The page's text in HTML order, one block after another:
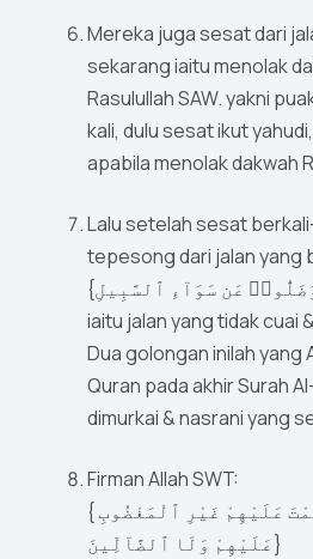
Mereka juga sesat dari
sekarang iaitu menolak
Rasulullah SAW. yakni
kali, dulu sesat ikut
apabila menolak dakwah
Lalu setelah sesat
tepesong dari jalan yang
iaitu jalan yang tidak cuai
Dua golongan inilah yang
Quran pada akhir Surah
dimurkai & nasrani yang
Firman Allah SWT:
{ صِرَٰطَ ٱلَّذِينَ أَنْعَمْتَ عَلَيْهِمْ غَيْرِ ٱلْمَغْضُوبِ
عَلَيْهِمْ وَلَا ٱلضَّآلِّينَ}